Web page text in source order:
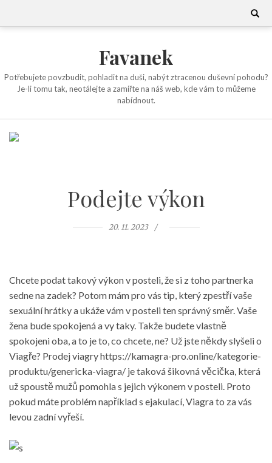
Search
Favanek
Potřebujete povzbudit, pohladit na duši, nabýt ztracenou duševní pohodu?
Je-li tomu tak, neotálejte a zamiřte na náš web, kde vám to můžeme
nabídnout.
Podejte výkon
20. 11. 2023
Chcete podat takový výkon v posteli, že si z toho partnerka
sedne na zadek? Potom mám pro vás tip, který zpestří vaše
sexuální hrátky a ukáže vám v posteli ten správný směr. Vaše
žena bude spokojená a vy taky. Takže budete vlastně
spokojeni oba, a to je to, co chcete, ne? Už jste někdy slyšeli o
Viagře? Prodej viagry https://kamagra-pro.online/kategorie-
produktu/genericka-viagra/ je taková šikovná věcička, která
už spoustě mužů pomohla s jejich výkonem v posteli. Proto
pokud máte problém například s ejakulací, Viagra to za vás
levou zadní vyřeší.